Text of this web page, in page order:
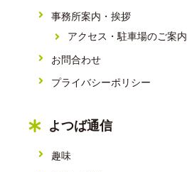
事務所案内・挨拶
アクセス・駐車場のご案内
お問合わせ
プライバシーポリシー
よつば通信
趣味